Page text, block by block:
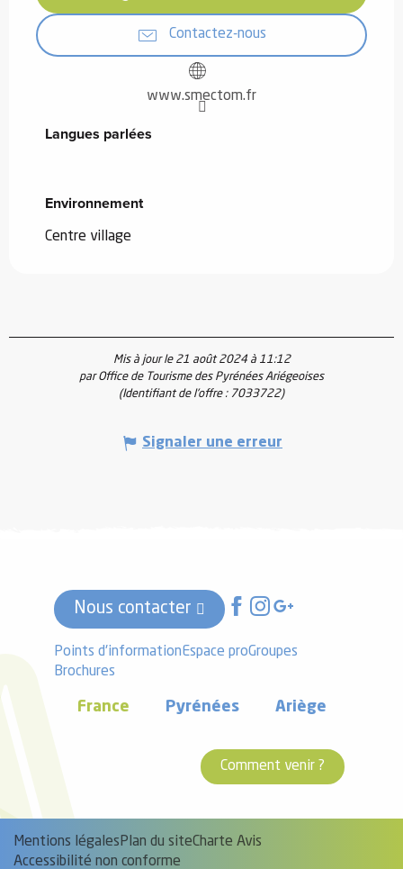
Contactez-nous
www.smectom.fr
Langues parlées
Langues parlées
Environnement
Environnement
Centre village
Mis à jour le 21 août 2024 à 11:12
par Office de Tourisme des Pyrénées Ariégeoises
(Identifiant de l'offre : 7033722)
Signaler une erreur
Nous contacter
Points d'informationEspace proGroupes
Brochures
France Pyrénées Ariège
Comment venir ?
Mentions légales Plan du siteCharte Avis
Accessibilité non conforme